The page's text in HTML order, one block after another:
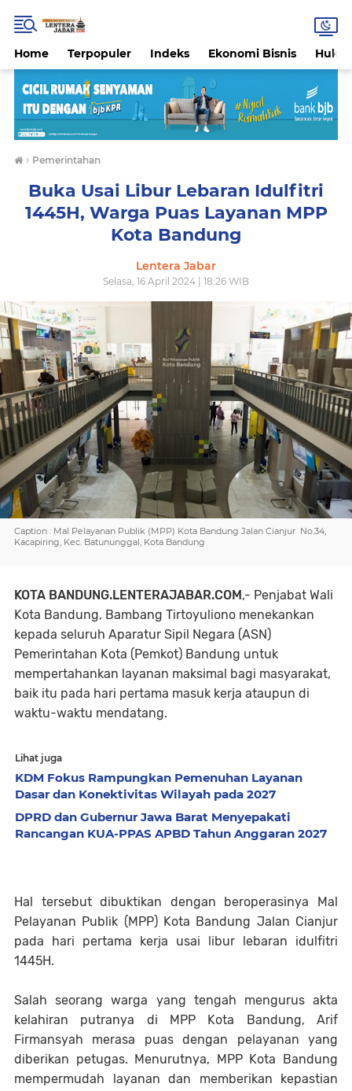
Home Terpopuler Indeks Ekonomi Bisnis
› Pemerintahan
Buka Usai Libur Lebaran Idulfitri
1445H, Warga Puas Layanan MPP
Kota Bandung
Lentera Jabar
Selasa, 16 April 2024 | 18:26 WIB
Caption : Mal Pelayanan Publik (MPP) Kota Bandung Jalan Cianjur No.34,
Kacapiring, Kec. Batununggal, Kota Bandung
KOTA BANDUNG.LENTERAJABAR.COM,- Penjabat Wali
Kota Bandung, Bambang Tirtoyuliono menekankan
kepada seluruh Aparatur Sipil Negara (ASN)
Pemerintahan Kota (Pemkot) Bandung untuk
mempertahankan layanan maksimal bagi masyarakat,
baik itu pada hari pertama masuk kerja ataupun di
waktu-waktu mendatang.
Lihat juga
KDM Fokus Rampungkan Pemenuhan Layanan
Dasar dan Konektivitas Wilayah pada 2027
DPRD dan Gubernur Jawa Barat Menyepakati
Rancangan KUA-PPAS APBD Tahun Anggaran 2027
Hal tersebut dibuktikan dengan beroperasinya Mal
Pelayanan Publik (MPP) Kota Bandung Jalan Cianjur
pada hari pertama kerja usai libur lebaran idulfitri
1445H.
Salah seorang warga yang tengah mengurus akta
kelahiran putranya di MPP Kota Bandung, Arif
Firmansyah merasa puas dengan pelayanan yang
diberikan petugas. Menurutnya, MPP Kota Bandung
mempermudah layanan dan memberikan kepastian